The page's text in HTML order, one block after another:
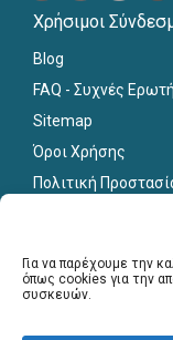
Για να παρέχουμε την
όπως cookies για την
συσκευών.
Χρήσιμοι
Blog
FAQ - Συχνές
Sitemap
Όροι Χρήσης
Πολιτική
Για
Εγγραφή